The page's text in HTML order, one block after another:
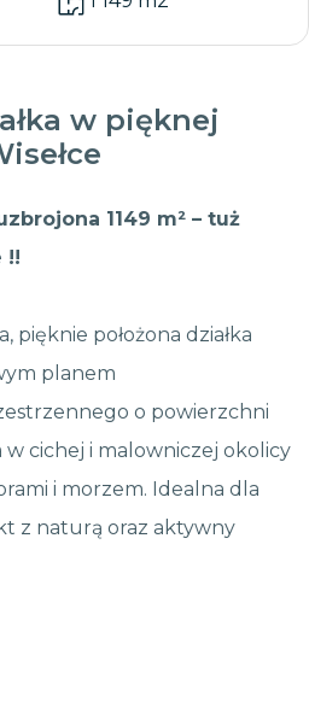
w pięknej
1149 m² – tuż
!!
pięknie położona działka
planem
o powierzchni
w cichej i malowniczej okolicy
i morzem. Idealna dla
z naturą oraz aktywny